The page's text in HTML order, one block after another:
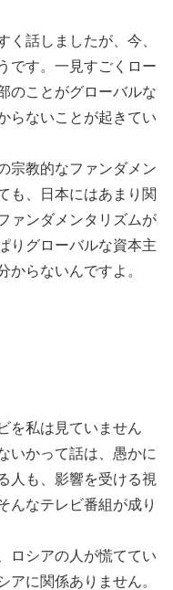
話しましたが、今、
です。一見すごくロー
のことがグローバルな
らないことが起きてい
宗教的なファンダメン
も、日本にはあまり関
ァンダメンタリズムが
りグローバルな資本主
からないんですよ。
を私は見ていません
いかって話は、愚かに
人も、影響を受ける視
んなテレビ番組が成り
ロシアの人が慌ててい
アに関係ありません。